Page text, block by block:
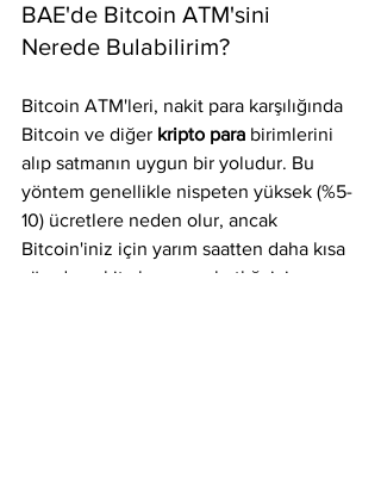
BAE'de Bitcoin ATM'sini
Nerede Bulabilirim?
Bitcoin ATM'leri, nakit para karşılığında
Bitcoin ve diğer kripto para birimlerini
alıp satmanın uygun bir yoludur. Bu
yöntem genellikle nispeten yüksek (%5-
10) ücretlere neden olur, ancak
Bitcoin'iniz için yarım saatten daha kısa
sürede nakit almanın rahatlığı için